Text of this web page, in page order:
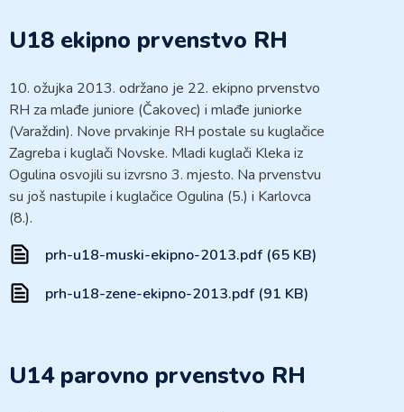
U18 ekipno prvenstvo RH
10. ožujka 2013. održano je 22. ekipno prvenstvo
RH za mlađe juniore (Čakovec) i mlađe juniorke
(Varaždin). Nove prvakinje RH postale su kuglačice
Zagreba i kuglači Novske. Mladi kuglači Kleka iz
Ogulina osvojili su izvrsno 3. mjesto. Na prvenstvu
su još nastupile i kuglačice Ogulina (5.) i Karlovca
(8.).
prh-u18-muski-ekipno-2013.pdf (65 KB)
prh-u18-zene-ekipno-2013.pdf (91 KB)
U14 parovno prvenstvo RH